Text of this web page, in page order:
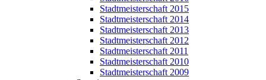
Stadtmeisterschaft 2015
Stadtmeisterschaft 2014
Stadtmeisterschaft 2013
Stadtmeisterschaft 2012
Stadtmeisterschaft 2011
Stadtmeisterschaft 2010
Stadtmeisterschaft 2009